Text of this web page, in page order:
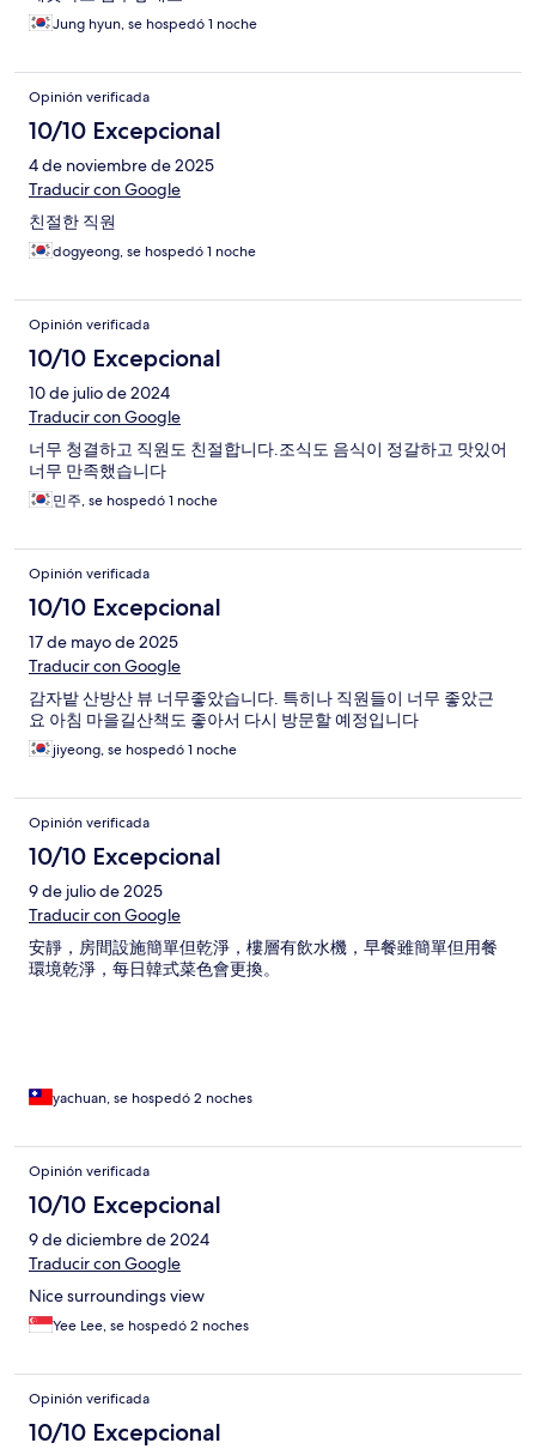
Jung hyun, se hospedó 1 noche
Opinión verificada
10/10 Excepcional
4 de noviembre de 2025
Traducir con Google
친절한 직원
dogyeong, se hospedó 1 noche
Opinión verificada
10/10 Excepcional
10 de julio de 2024
Traducir con Google
너무 청결하고 직원도 친절합니다.조식도 음식이 정갈하고 맛있어
너무 만족했습니다
민주, se hospedó 1 noche
Opinión verificada
10/10 Excepcional
17 de mayo de 2025
Traducir con Google
감자밭 산방산 뷰 너무좋았습니다. 특히나 직원들이 너무 좋았근
요 아침 마을길산책도 좋아서 다시 방문할 예정입니다
jiyeong, se hospedó 1 noche
Opinión verificada
10/10 Excepcional
9 de julio de 2025
Traducir con Google
安靜，房間設施簡單但乾淨，樓層有飲水機，早餐雖簡單但用餐
環境乾淨，每日韓式菜色會更換。
yachuan, se hospedó 2 noches
Opinión verificada
10/10 Excepcional
9 de diciembre de 2024
Traducir con Google
Nice surroundings view
Yee Lee, se hospedó 2 noches
Opinión verificada
10/10 Excepcional